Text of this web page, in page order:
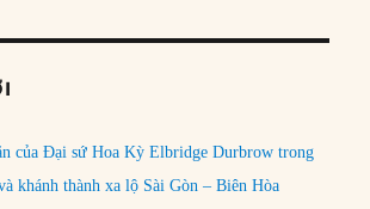
của Đại sứ Hoa Kỳ Elbridge Durbrow trong
khánh thành xa lộ Sài Gòn – Biên Hòa